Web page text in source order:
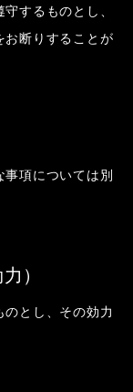
するものとし、
お断りすることが
項については別
）
とし、その効力